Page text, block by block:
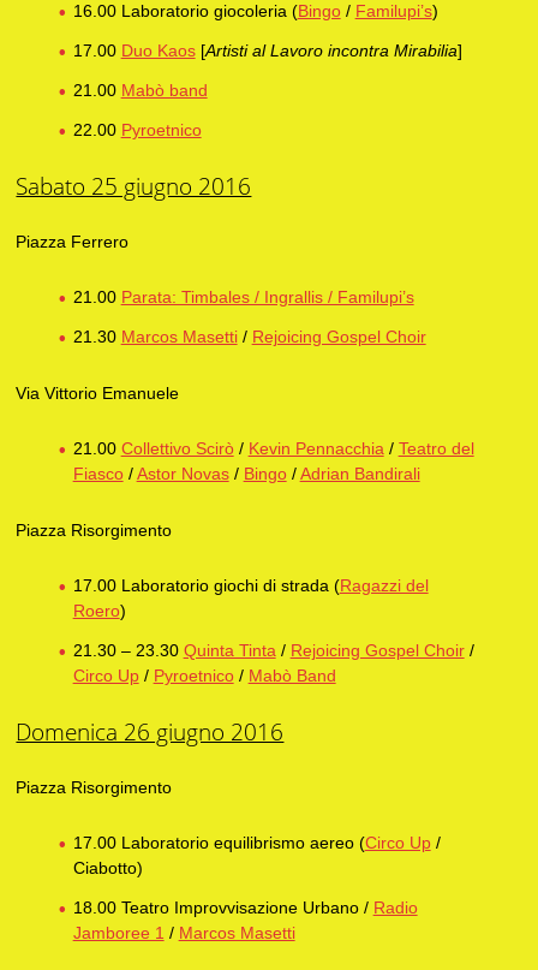
16.00 Laboratorio giocoleria (Bingo/ Familupi’s)
17.00 Duo Kaos[Artisti al Lavoro incontra Mirabilia]
21.00 Mabò band
22.00 Pyroetnico
Sabato 25 giugno 2016
Piazza Ferrero
21.00 Parata: Timbales / Ingrallis / Familupi’s
21.30 Marcos Masetti/ Rejoicing Gospel Choir
Via Vittorio Emanuele
21.00 Collettivo Scirò/ Kevin Pennacchia / Teatro del
Fiasco/Astor Novas/ Bingo/Adrian Bandirali
Piazza Risorgimento
17.00 Laboratorio giochi di strada (Ragazzi del
Roero)
21.30 – 23.30 Quinta Tinta / Rejoicing Gospel Choir/
Circo Up/ Pyroetnico/ Mabò Band
Domenica 26 giugno 2016
Piazza Risorgimento
17.00 Laboratorio equilibrismo aereo (Circo Up/
Ciabotto)
18.00 Teatro Improvvisazione Urbano / Radio
Jamboree 1 / Marcos Masetti